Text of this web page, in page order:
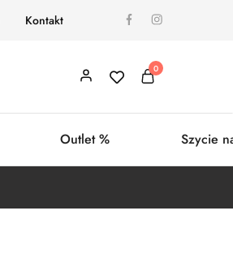
Kontakt
0
Outlet % Szycie